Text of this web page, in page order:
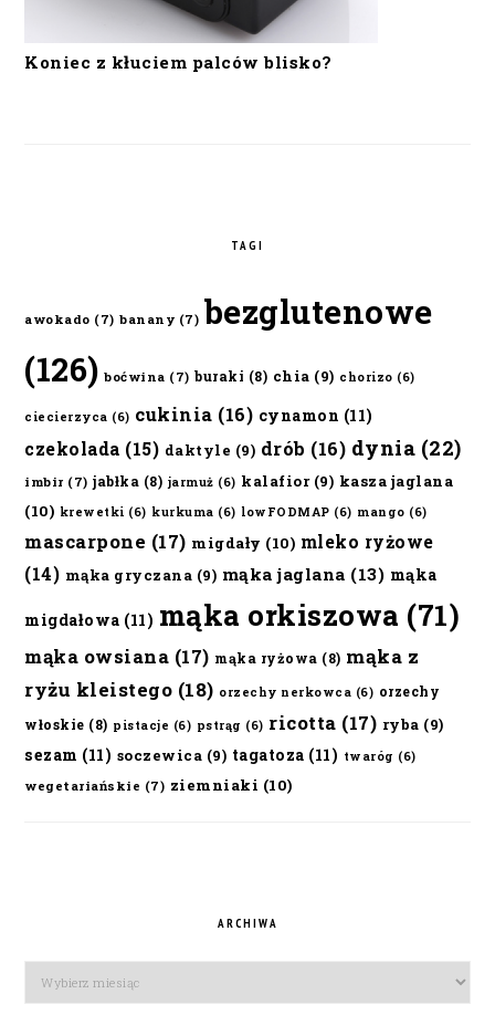
Koniec z kłuciem palców blisko?
TAGI
awokado (7) banany (7) bezglutenowe
(126) boćwina (7) buraki (8) chia (9) chorizo (6)
ciecierzyca (6) cukinia (16) cynamon (11)
czekolada (15) daktyle (9) drób (16) dynia (22)
imbir (7) jabłka (8) jarmuż (6) kalafior(9) kasza jaglana
(10) krewetki (6) kurkuma (6) lowFODMAP (6) mango (6)
mascarpone (17) migdały (10) mleko ryżowe
(14) mąka gryczana (9) mąka jaglana (13) mąka
migdałowa (11) mąka orkiszowa (71)
mąka owsiana (17) mąka ryżowa (8) mąka z
ryżu kleistego (18) orzechy nerkowca (6) orzechy
włoskie (8) pistacje (6) pstrąg (6) ricotta (17) ryba (9)
sezam (11) soczewica (9) tagatoza (11) twaróg (6)
wegetariańskie (7) ziemniaki (10)
ARCHIWA
Archiwa